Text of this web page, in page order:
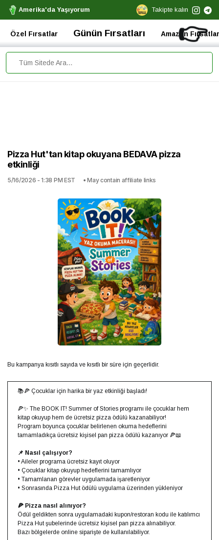
Amerika'da Yaşıyorum Takipte kalın
👉
Özel Fırsatlar Günün Fırsatları Amazon
Pizza Hut'tan kitap okuyana BEDAVA pizza
etkinliği
5/16/2026 - 1:38 PM EST • May contain affiliate links
Bu kampanya kısıtlı sayıda ve kısıtlı bir süre için geçerlidir.
📚🍕 Çocuklar için harika bir yaz etkinliği başladı!
🍕✨ The BOOK IT! Summer of Stories programı ile çocuklar hem
kitap okuyup hem de ücretsiz pizza ödülü kazanabiliyor!
Program boyunca çocuklar belirlenen okuma hedeflerini
tamamladıkça ücretsiz kişisel pan pizza ödülü kazanıyor 🍕📖
📌 Nasıl çalışıyor?
• Aileler programa ücretsiz kayıt oluyor
• Çocuklar kitap okuyup hedeflerini tamamlıyor
• Tamamlanan görevler uygulamada işaretleniyor
• Sonrasında Pizza Hut ödülü uygulama üzerinden yükleniyor
🍕 Pizza nasıl alınıyor?
Ödül geldikten sonra uygulamadaki kupon/restoran kodu ile katılımcı
Pizza Hut şubelerinde ücretsiz kişisel pan pizza alınabiliyor.
Bazı bölgelerde online siparişte de kullanılabiliyor.